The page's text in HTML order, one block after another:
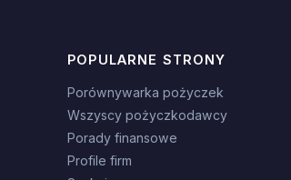
POPULARNE STRONY
Porównywarka pożyczek
Wszyscy pożyczkodawcy
Porady finansowe
Profile firm